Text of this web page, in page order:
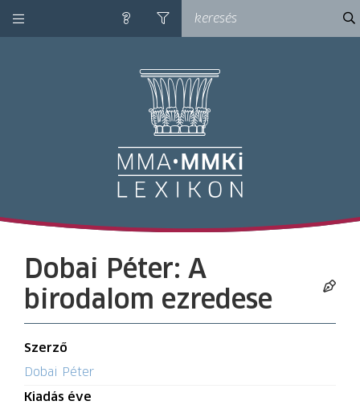
kategóriák
súgó szűrés
Dobai Péter: A
birodalom ezredese
Szerző
Dobai Péter
Kiadás éve